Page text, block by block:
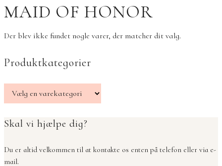
MAID OF HONOR
Der blev ikke fundet nogle varer, der matcher dit valg.
Produktkategorier
Skal vi hjælpe dig?
Du er altid velkommen til at kontakte os enten på telefon eller via e-
mail.